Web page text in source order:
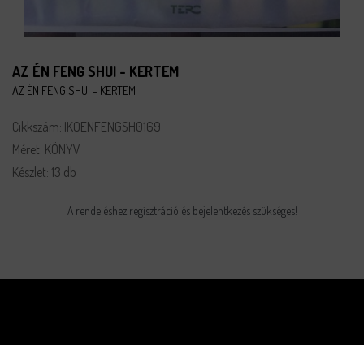
AZ ÉN FENG SHUI - KERTEM
AZ ÉN FENG SHUI - KERTEM
Cikkszám: IKOENFENGSH0169
Méret: KÖNYV
Készlet: 13 db
A rendeléshez regisztráció és bejelentkezés szükséges!